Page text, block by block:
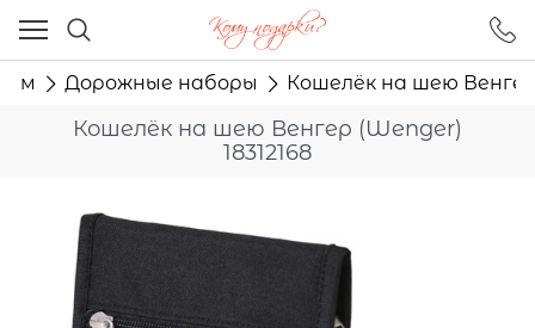
Дорожные наборы Кошелёк на шею Венгер
Кошелёк на шею Венгер (Wenger)
18312168
Ваш город - Москва,
угадали?
ДА НЕТ